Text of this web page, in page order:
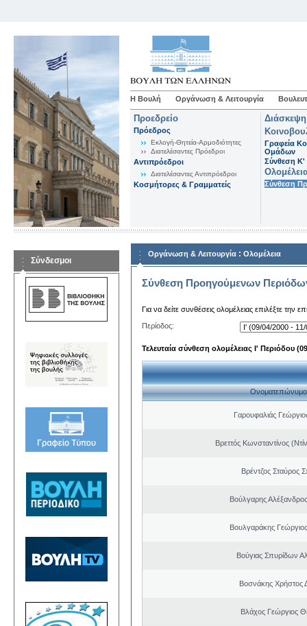
Η Βουλή Οργάνωση & Λειτουργία
Προεδρείο
Πρόεδρος
Εκλογή-Θητεία-Αρμοδιότητες
Διατελέσαντες Πρόεδροι
Αντιπρόεδροι
Διατελέσαντες Αντιπρόεδροι
Κοσμήτορες & Γραμματείς
Γραφεία
Ομάδων
Σύνθεση K'
Σύνθεση
Σύνδεσμοι
Οργάνωση & Λειτουργία : Ολομέλεια
Σύνθεση Προηγούμενων
Για να δείτε συνθέσεις ολομέλειας επιλέξτε την
Περίοδος:
Τελευταία σύνθεση ολομέλειας Ι' Περιόδου
Ονοματεπώνυμο
Γαρουφαλιάς
Βρεττός Κωνσταντίνος
Βρέντζος Σταύρος
Βούλγαρης
Βουλγαράκης
Βούγιας Σπυρίδων
Βοσνάκης Χρήστος
Βλάχος Γεώργιος